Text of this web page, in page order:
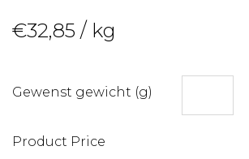
€32,85 / kg
Gewenst gewicht (g)
Product Price